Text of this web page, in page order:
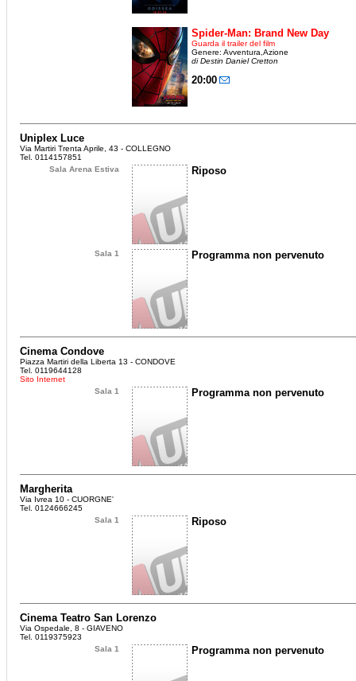
Spider-Man: Brand New Day
Guarda il trailer del film
Genere: Avventura,Azione
di Destin Daniel Cretton
20:00
Uniplex Luce
Via Martiri Trenta Aprile, 43 - COLLEGNO
Tel. 0114157851
Sala Arena Estiva
Riposo
Sala 1 Programma non pervenuto
Cinema Condove
Piazza Martiri della Liberta 13 - CONDOVE
Tel. 0119644128
Sito Internet
Sala 1
Programma non pervenuto
Margherita
Via Ivrea 10 - CUORGNE'
Tel. 0124666245
Sala 1
Riposo
Cinema Teatro San Lorenzo
Via Ospedale, 8 - GIAVENO
Tel. 0119375923
Sala 1
Programma non pervenuto